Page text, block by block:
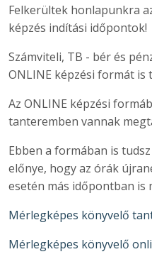
Felkerültek honlapunkra
képzés indítási időpontok!
Számviteli, TB - bér és
ONLINE képzési formát is
Az ONLINE képzési
tanteremben vannak
Ebben a formában is
előnye, hogy az órák
esetén más időpontban is
Mérlegképes könyvelő
Mérlegképes könyvelő